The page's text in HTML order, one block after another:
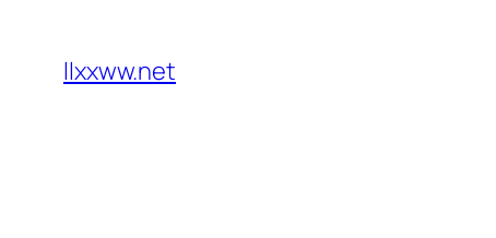
content
llxxww.net